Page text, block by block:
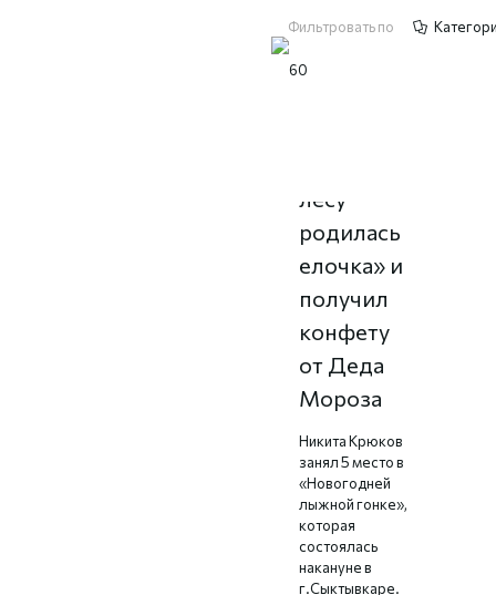
Фильтровать по
лесу
родилась
елочка» и
получил
конфету
от Деда
Мороза
Никита Крюков
занял 5 место в
«Новогодней
лыжной гонке»,
которая
состоялась
накануне в
г.Сыктывкаре.